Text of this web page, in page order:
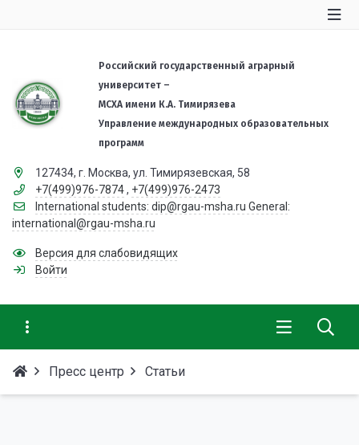
Российский государственный аграрный
университет –
МСХА имени К.А. Тимирязева
Управление международных образовательных
программ
127434, г. Москва, ул. Тимирязевская, 58
+7(499)976-7874 , +7(499)976-2473
International students: dip@rgau-msha.ru General:
international@rgau-msha.ru
Версия для слабовидящих
Войти
Пресс центр Статьи